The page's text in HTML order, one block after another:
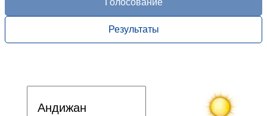
Голосование
Результаты